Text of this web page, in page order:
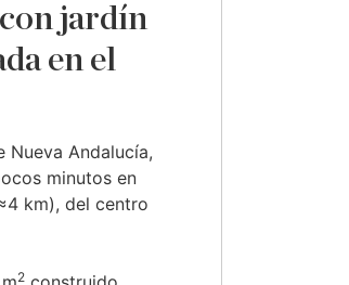
jardín
en el
Nueva Andalucía,
minutos en
km), del centro
2